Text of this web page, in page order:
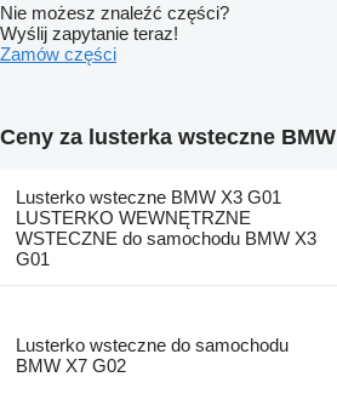
Nie możesz znaleźć części?
Wyślij zapytanie teraz!
Zamów części
Ceny za lusterka wsteczne BMW
Lusterko wsteczne BMW X3 G01
LUSTERKO WEWNĘTRZNE
WSTECZNE do samochodu BMW X3
G01
Lusterko wsteczne do samochodu
BMW X7 G02